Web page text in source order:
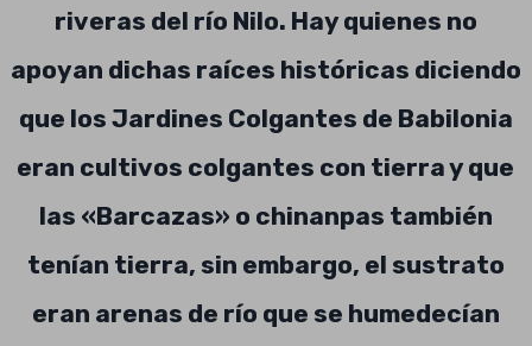
riveras del río Nilo. Hay quienes no
apoyan dichas raíces históricas diciendo
que los Jardines Colgantes de Babilonia
eran cultivos colgantes con tierra y que
las «Barcazas» o chinanpas también
tenían tierra, sin embargo, el sustrato
eran arenas de río que se humedecían